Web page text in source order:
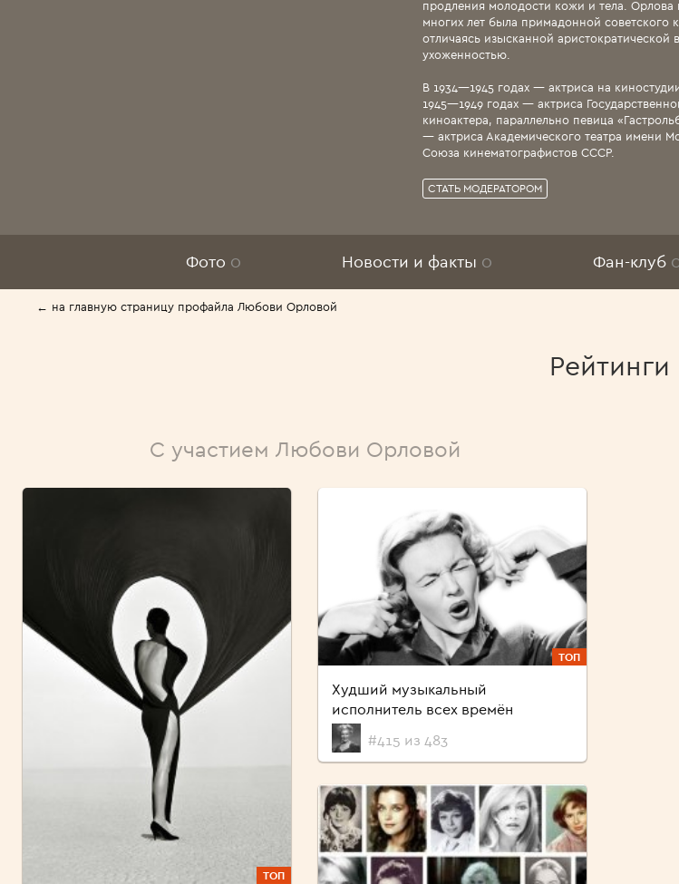
продления молодости кожи и тела. Орлова
многих лет была примадонной советского
отличаясь изысканной аристократической
ухоженностью.
В 1934—1945 годах — актриса на
1945—1949 годах — актриса
киноактера, параллельно певица
— актриса Академического театра имени
Союза кинематографистов СССР.
СТАТЬ МОДЕРАТОРОМ
Фото 0 Новости и факты 0 Фан-клуб
← на главную страницу профайла Любови Орловой
Рейтинги
С участием Любови Орловой
ТОП
ТОП
Худший музыкальный
исполнитель всех времён
#415 из 483